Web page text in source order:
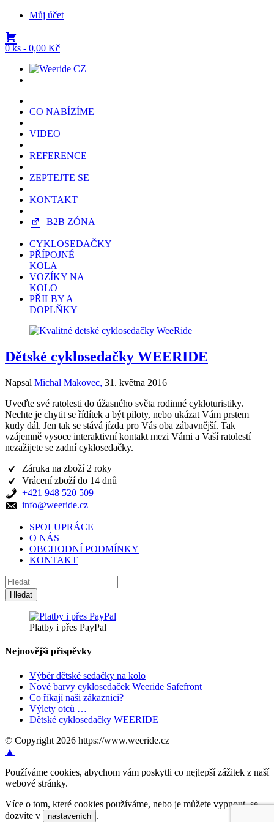
Můj účet
0 ks - 0,00 Kč
CO NABÍZÍME
VIDEO
REFERENCE
ZEPTEJTE SE
KONTAKT
B2B ZÓNA
CYKLOSEDAČKY
PŘÍPOJNÉ
KOLA
VOZÍKY NA
KOLO
PŘILBY A
DOPLŇKY
Dětské cyklosedačky WEERIDE
Napsal Michal Makovec, 31. května 2016
Uveďte své ratolesti do úžasného světa rodinné cykloturistiky.
Nechte je chytit se řídítek a být piloty, nebo ukázat Vám prstem
kudy dál. Jen tak se stává jízda pro Vás oba zábavnější. Tak
vzájemně vysoce interaktivní kontakt mezi Vámi a Vaší ratolestí
nezažijete se zadní cyklosedačky.
Záruka na zboží 2 roky
Vrácení zboží do 14 dnů
+421 948 520 509
info@weeride.cz
SPOLUPRÁCE
O NÁS
OBCHODNÍ PODMÍNKY
KONTAKT
Platby i přes PayPal
Nejnovější příspěvky
Výběr dětské sedačky na kolo
Nové barvy cyklosedaček Weeride Safefront
Co říkají naši zákaznici?
Výlety otců …
Dětské cyklosedačky WEERIDE
© Copyright 2026 https://www.weeride.cz
▲
Používáme cookies, abychom vám poskytli co nejlepší zážitek z naší
webové stránky.
Více o tom, které cookies používáme, nebo je můžete vypnout, se
dozvíte v
nastaveních .